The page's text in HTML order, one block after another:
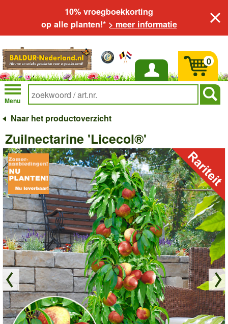
10% vroegboekkorting
op alle planten!* > meer informatie
Inloggen
Menu
0
Naar het productoverzicht
Zuilnectarine 'Licecol®'